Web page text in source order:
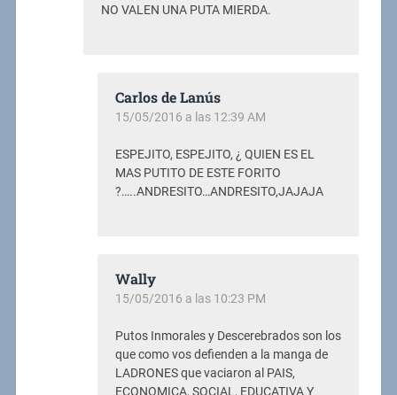
NO VALEN UNA PUTA MIERDA.
Carlos de Lanús
15/05/2016 a las 12:39 AM
ESPEJITO, ESPEJITO, ¿ QUIEN ES EL
MAS PUTITO DE ESTE FORITO
?…..ANDRESITO…ANDRESITO,JAJAJA
Wally
15/05/2016 a las 10:23 PM
Putos Inmorales y Descerebrados son los
que como vos defienden a la manga de
LADRONES que vaciaron al PAIS,
ECONOMICA, SOCIAL, EDUCATIVA Y